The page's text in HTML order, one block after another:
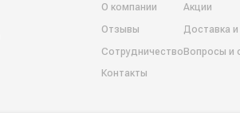
О компании
Отзывы
Сотрудничество
Контакты
Акции
Доставка
Вопросы и